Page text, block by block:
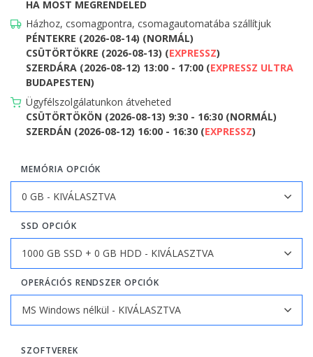
HA MOST MEGRENDELED
Házhoz, csomagpontra, csomagautomatába szállítjuk
PÉNTEKRE (2026-08-14) (NORMÁL)
CSÜTÖRTÖKRE (2026-08-13) (EXPRESSZ)
SZERDÁRA (2026-08-12) 13:00 - 17:00 (EXPRESSZ ULTRA
BUDAPESTEN)
Ügyfélszolgálatunkon átveheted
CSÜTÖRTÖKÖN (2026-08-13) 9:30 - 16:30 (NORMÁL)
SZERDÁN (2026-08-12) 16:00 - 16:30 (EXPRESSZ)
MEMÓRIA OPCIÓK
SSD OPCIÓK
OPERÁCIÓS RENDSZER OPCIÓK
SZOFTVEREK